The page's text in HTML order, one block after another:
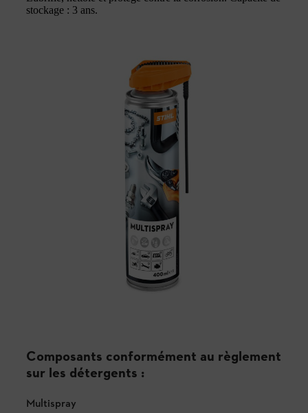
stockage : 3 ans.
Composants conformément au règlement
sur les détergents :
Multispray